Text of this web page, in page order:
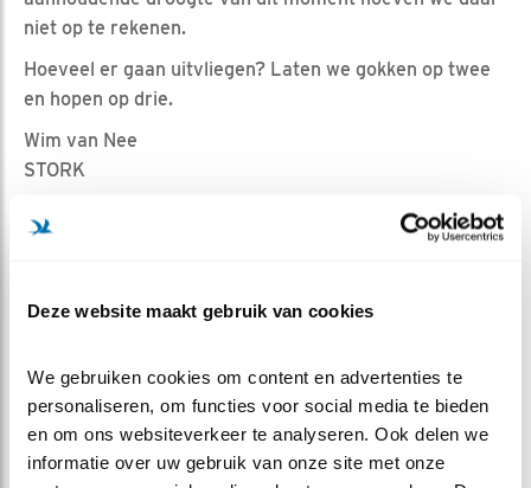
Deze website maakt gebruik van cookies
We gebruiken cookies om content en advertenties te
personaliseren, om functies voor social media te bieden
en om ons websiteverkeer te analyseren. Ook delen we
informatie over uw gebruik van onze site met onze
niet op te rekenen.
Hoeveel er gaan uitvliegen? Laten we gokken op twee
en hopen op drie.
Wim van Nee
STORK